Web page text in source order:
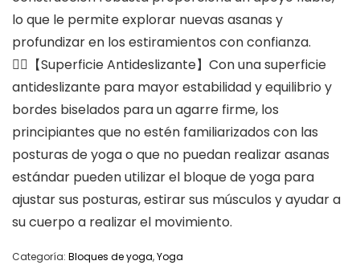
lo que le permite explorar nuevas asanas y
profundizar en los estiramientos con confianza.
🤸‍♂️【Superficie Antideslizante】Con una superficie
antideslizante para mayor estabilidad y equilibrio y
bordes biselados para un agarre firme, los
principiantes que no estén familiarizados con las
posturas de yoga o que no puedan realizar asanas
estándar pueden utilizar el bloque de yoga para
ajustar sus posturas, estirar sus músculos y ayudar a
su cuerpo a realizar el movimiento.
Categoría: Bloques de yoga,Yoga